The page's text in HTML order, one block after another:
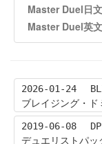
Master Duel日
Master Duel英
2026-01-24
ブレイジング・
2019-06-08
デュエリストパッ